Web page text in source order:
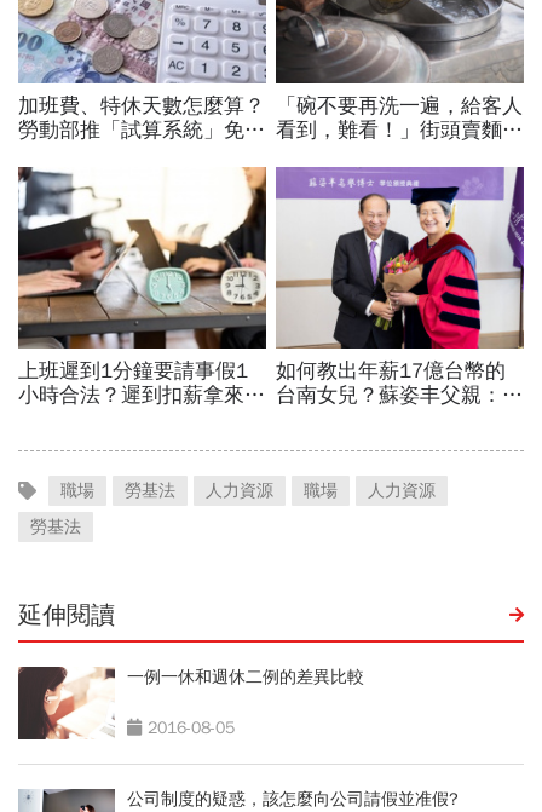
職場 勞基法 人力資源 職場
人力資源
勞基法
延伸閱讀
一例一休和週休二例的差異比較
2016-08-05
公司制度的疑惑，該怎麼向公司請假並准假?